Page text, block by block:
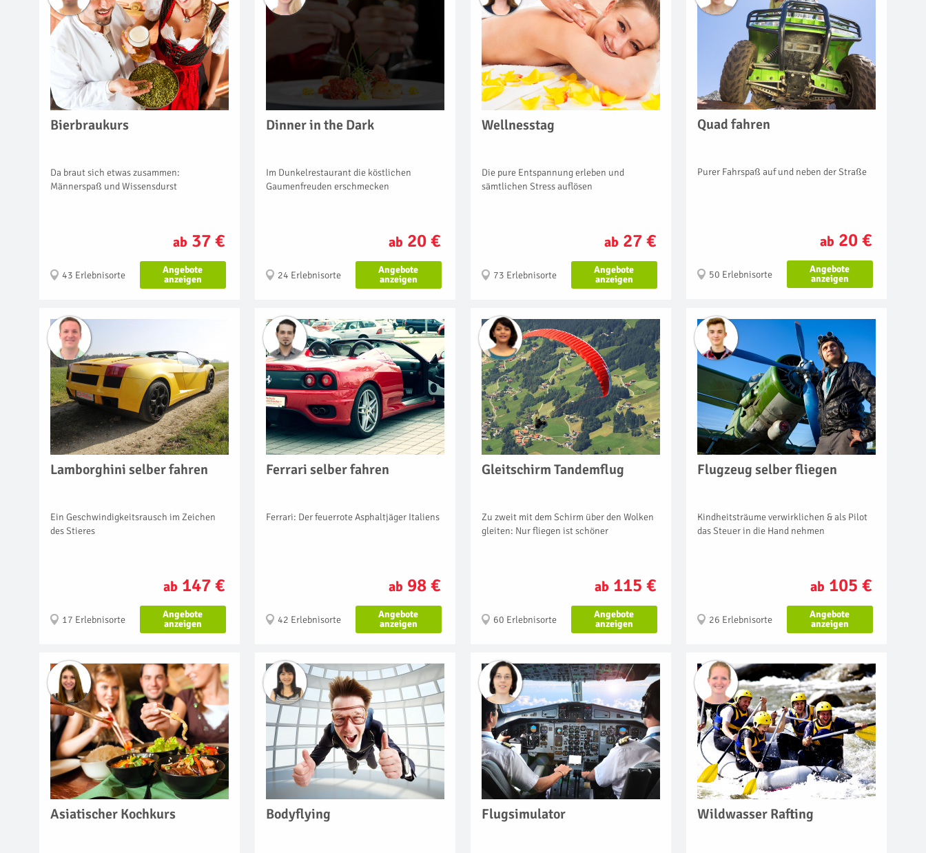
Bierbraukurs
Da braut sich etwas zusammen:
Männerspaß und Wissensdurst
ab 37 €
43 Erlebnisorte
Angebote
anzeigen
Dinner in the Dark
Im Dunkelrestaurant die köstlichen
Gaumenfreuden erschmecken
ab 20 €
24 Erlebnisorte
Angebote
anzeigen
Wellnesstag
Die pure Entspannung erleben und
sämtlichen Stress auflösen
ab 27 €
73 Erlebnisorte
Angebote
anzeigen
Quad fahren
Purer Fahrspaß auf und neben der Straße
ab 20 €
50 Erlebnisorte
Angebote
anzeigen
Lamborghini selber fahren
Ein Geschwindigkeitsrausch im Zeichen
des Stieres
ab 147 €
17 Erlebnisorte
Angebote
anzeigen
Ferrari selber fahren
Ferrari: Der feuerrote Asphaltjäger Italiens
ab 98 €
42 Erlebnisorte
Angebote
anzeigen
Gleitschirm Tandemflug
Zu zweit mit dem Schirm über den Wolken
gleiten: Nur fliegen ist schöner
ab 115 €
60 Erlebnisorte
Angebote
anzeigen
Flugzeug selber fliegen
Kindheitsträume verwirklichen & als Pilot
das Steuer in die Hand nehmen
ab 105 €
26 Erlebnisorte
Angebote
anzeigen
Asiatischer Kochkurs Bodyflying Flugsimulator Wildwasser Rafting